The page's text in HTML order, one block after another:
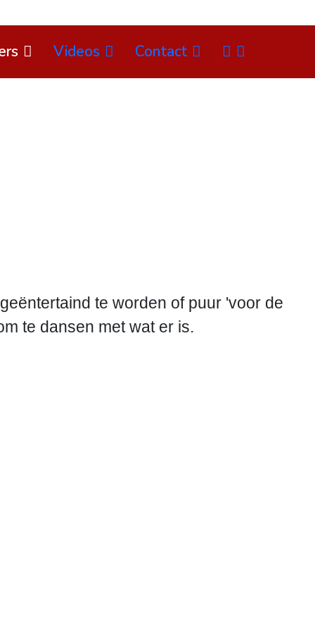
Videos Contact
te worden of puur 'voor de
te dansen met wat er is.